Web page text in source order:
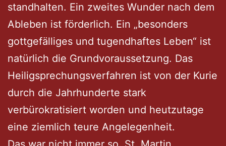
standhalten. Ein zweites Wunder nach dem
Ableben ist förderlich. Ein „besonders
gottgefälliges und tugendhaftes Leben“ ist
natürlich die Grundvoraussetzung. Das
Heiligsprechungsverfahren ist von der Kurie
durch die Jahrhunderte stark
verbürokratisiert worden und heutzutage
eine ziemlich teure Angelegenheit.